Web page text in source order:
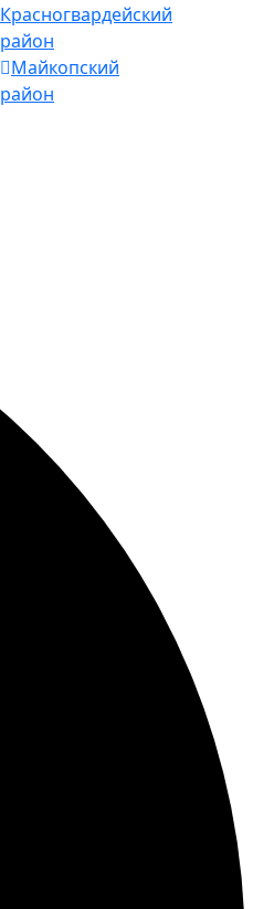
Красногвардейский
район
Майкопский
район